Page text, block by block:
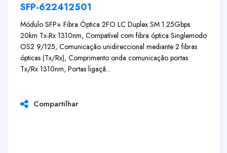
SFP-622412501
Módulo SFP+ Fibra Óptica 2FO LC Duplex SM 1.25Gbps
20km Tx-Rx 1310nm, Compatível com fibra óptica Singlemodo
OS2 9/125, Comunicação unidireccional mediante 2 fibras
ópticas (Tx/Rx), Comprimento onda comunicação portas
Tx/Rx 1310nm, Portas ligaçã...
Compartilhar